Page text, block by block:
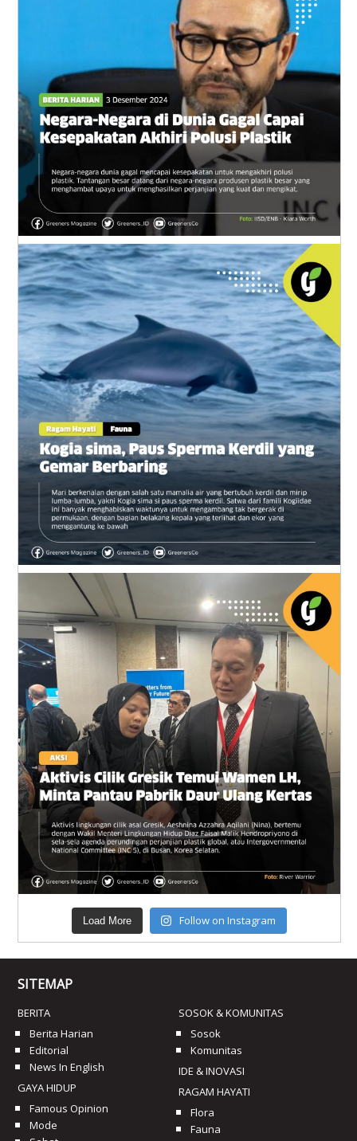
Load More Follow on Instagram
SITEMAP
BERITA
Berita Harian
Editorial
News In English
GAYA HIDUP
Famous Opinion
Mode
SOSOK & KOMUNITAS
Sosok
Komunitas
IDE & INOVASI
RAGAM HAYATI
Flora
Fauna